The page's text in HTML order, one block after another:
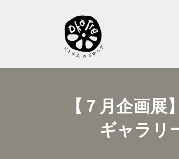
【７月企画
ギャラリ